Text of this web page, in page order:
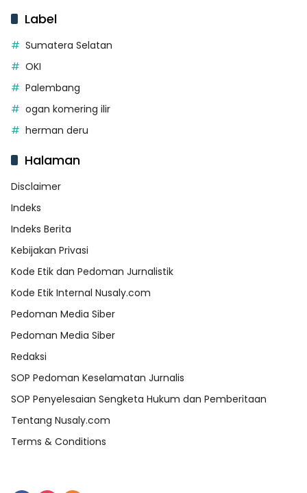
Label
Sumatera Selatan
OKI
Palembang
ogan komering ilir
herman deru
Halaman
Disclaimer
Indeks
Indeks Berita
Kebijakan Privasi
Kode Etik dan Pedoman Jurnalistik
Kode Etik Internal Nusaly.com
Pedoman Media Siber
Pedoman Media Siber
Redaksi
SOP Pedoman Keselamatan Jurnalis
SOP Penyelesaian Sengketa Hukum dan Pemberitaan
Tentang Nusaly.com
Terms & Conditions